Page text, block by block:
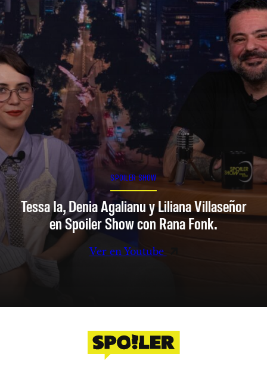
SPOILER SHOW
Tessa Ia, Denia Agalianu y Liliana Villaseñor
en Spoiler Show con Rana Fonk.
Ver en Youtube